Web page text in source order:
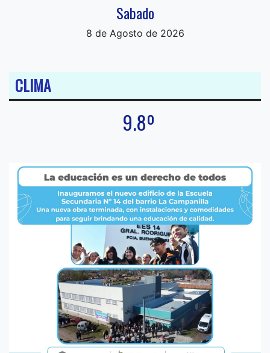
Sabado
8 de Agosto de 2026
CLIMA
9.8º